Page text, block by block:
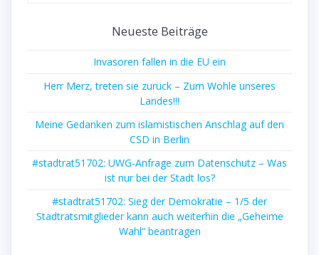
Neueste Beiträge
Invasoren fallen in die EU ein
Herr Merz, treten sie zurück – Zum Wohle unseres
Landes!!!
Meine Gedanken zum islamistischen Anschlag auf den
CSD in Berlin
#stadtrat51702: UWG-Anfrage zum Datenschutz – Was
ist nur bei der Stadt los?
#stadtrat51702: Sieg der Demokratie – 1/5 der
Stadtratsmitglieder kann auch weiterhin die „Geheime
Wahl“ beantragen